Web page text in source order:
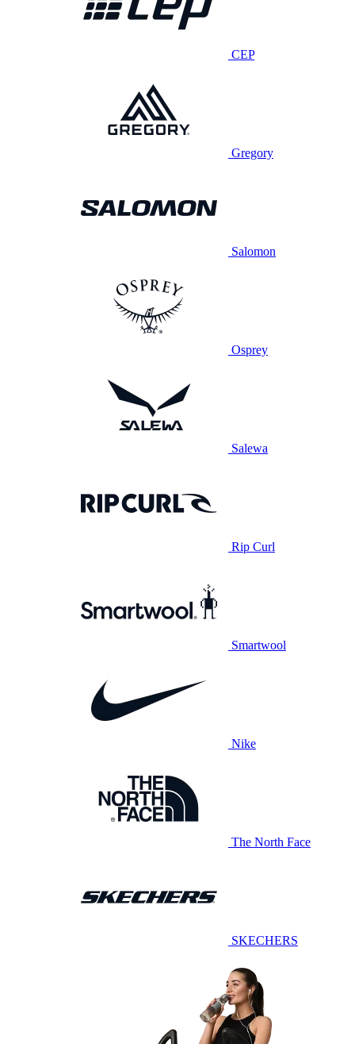
CEP
Gregory
Salomon
Osprey
Salewa
Rip Curl
Smartwool
Nike
The North Face
SKECHERS